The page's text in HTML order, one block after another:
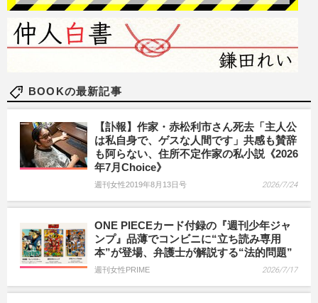
BOOKの最新記事
【訃報】作家・赤松利市さん死去「主人公
は私自身で、ゲスな人間です」共感も賛辞
も阿らない、住所不定作家の私小説《2026
年7月Choice》
週刊女性2019年8月13日号 2026/7/24
ONE PIECEカード付録の『週刊少年ジャ
ンプ』品薄でコンビニに“立ち読み専用
本”が登場、弁護士が解説する“法的問題”
週刊女性PRIME 2026/7/17